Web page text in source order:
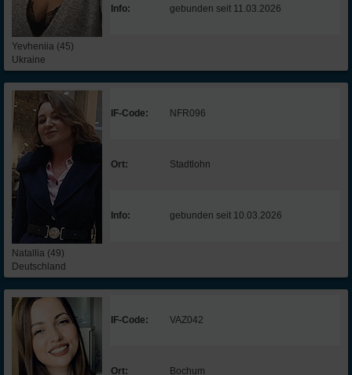
Yevheniia (45)
Ukraine
Info: gebunden seit 11.03.2026
Natallia (49)
Deutschland
IF-Code: NFR096
Ort: Stadtlohn
Info: gebunden seit 10.03.2026
IF-Code: VAZ042
Ort: Bochum